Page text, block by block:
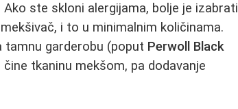
ste skloni alergijama, bolje je izabrati
i to u minimalnim količinama.
garderobu (poput Perwoll Black
tkaninu mekšom, pa dodavanje